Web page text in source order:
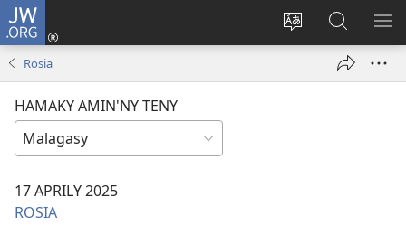
JW.ORG
Hiova
Hiditra
(manokatra
ato
Amin’ny
Rosia
HAMAKY AMIN'NY TENY
17 APRILY 2025
ROSIA